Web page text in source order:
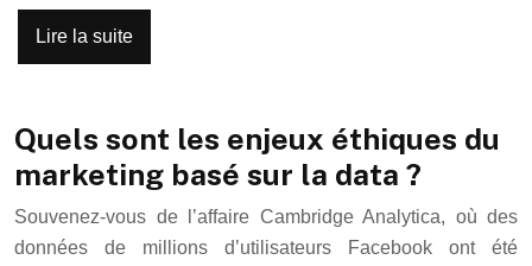
Lire la suite
Quels sont les enjeux éthiques du
marketing basé sur la data ?
Souvenez-vous de l’affaire Cambridge Analytica, où des
données de millions d’utilisateurs Facebook ont été